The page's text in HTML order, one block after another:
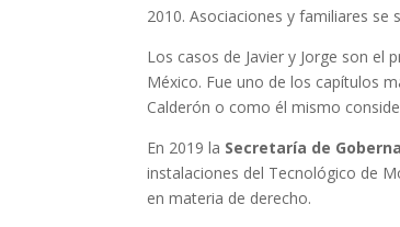
2010. Asociaciones y familiares se
Los casos de Javier y Jorge son
México. Fue uno de los capítulos
Calderón o como él mismo
En 2019 la Secretaría de
instalaciones del Tecnológico de
en materia de derecho.